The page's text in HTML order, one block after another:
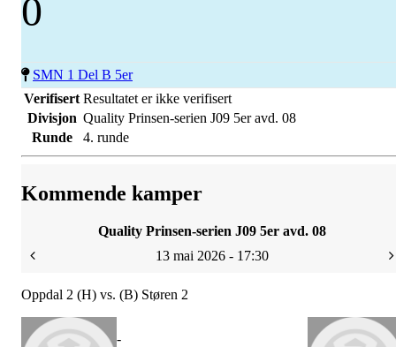
0
SMN 1 Del B 5er
Verifisert Resultatet er ikke verifisert
Divisjon Quality Prinsen-serien J09 5er avd. 08
Runde
4. runde
Kommende kamper
Quality Prinsen-serien J09 5er avd. 08
13 mai 2026 - 17:30
Oppdal 2 (H) vs. (B) Støren 2
-